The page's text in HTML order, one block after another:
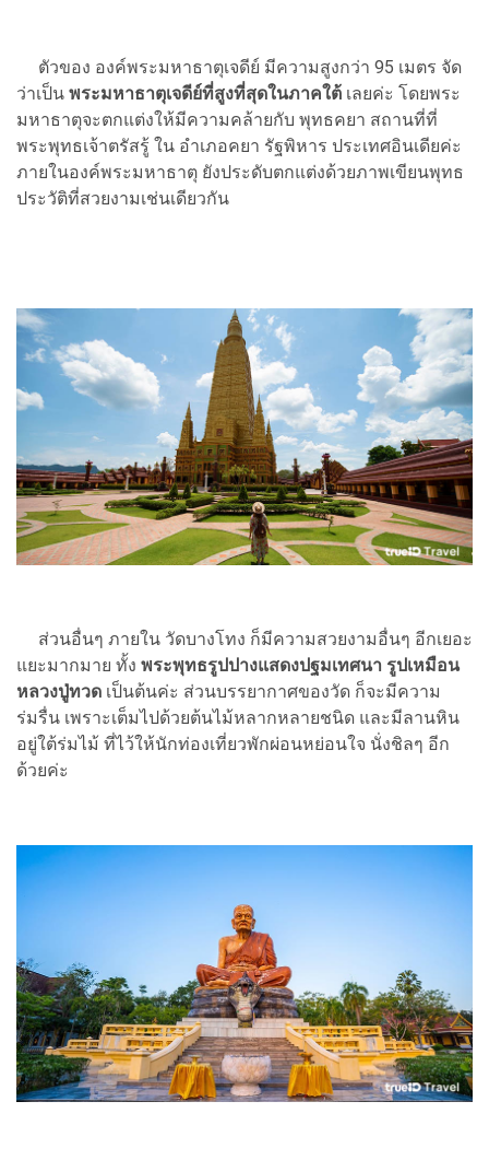
ตัวของ องค์พระมหาธาตุเจดีย์ มีความสูงกว่า 95 เมตร จัด
ว่าเป็น พระมหาธาตุเจดีย์ที่สูงที่สุดในภาคใต้ เลยค่ะ โดยพระ
มหาธาตุจะตกแต่งให้มีความคล้ายกับ พุทธคยา สถานที่ที่
พระพุทธเจ้าตรัสรู้ ใน อำเภอคยา รัฐพิหาร ประเทศอินเดียค่ะ
ภายในองค์พระมหาธาตุ ยังประดับตกแต่งด้วยภาพเขียนพุทธ
ประวัติที่สวยงามเช่นเดียวกัน
ส่วนอื่นๆ ภายใน วัดบางโทง ก็มีความสวยงามอื่นๆ อีกเยอะ
แยะมากมาย ทั้ง พระพุทธรูปปางแสดงปฐมเทศนา รูปเหมือน
หลวงปู่ทวด เป็นต้นค่ะ ส่วนบรรยากาศของวัด ก็จะมีความ
ร่มรื่น เพราะเต็มไปด้วยต้นไม้หลากหลายชนิด และมีลานหิน
อยู่ใต้ร่มไม้ ที่ไว้ให้นักท่องเที่ยวพักผ่อนหย่อนใจ นั่งชิลๆ อีก
ด้วยค่ะ